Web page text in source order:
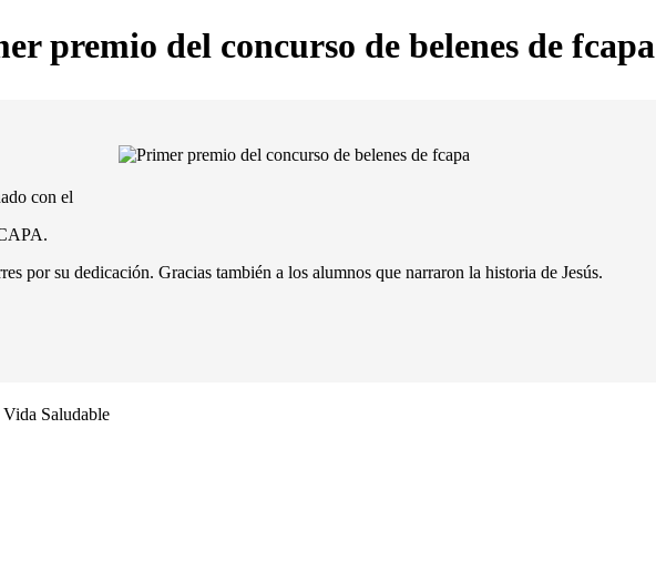
premio del concurso de belenes de fcapa
con el
por su dedicación. Gracias también a los alumnos que narraron la historia de Jesús.